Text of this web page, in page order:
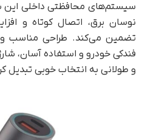
سیستم‌های محافظتی داخلی این
نوسان برق، اتصال کوتاه و
تضمین می‌کند. طراحی مناسب و
فندکی خودرو و استفاده آسان،
و طولانی به انتخاب خوبی تبدیل